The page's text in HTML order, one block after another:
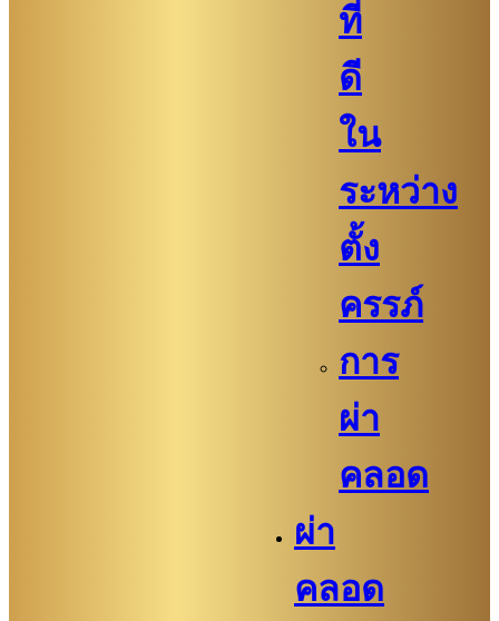
ที่
ดี
ใน
ระหว่าง
ตั้ง
ครรภ์
การ
ผ่า
คลอด
ผ่า
คลอด